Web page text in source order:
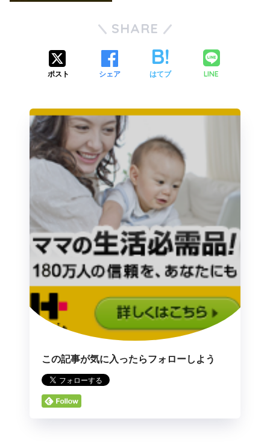
SHARE
ポスト シェア はてブ LINE
この記事が気に入ったらフォローしよう